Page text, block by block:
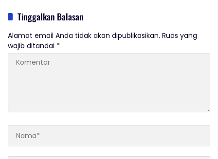
Tinggalkan Balasan
Alamat email Anda tidak akan dipublikasikan. Ruas yang
wajib ditandai *